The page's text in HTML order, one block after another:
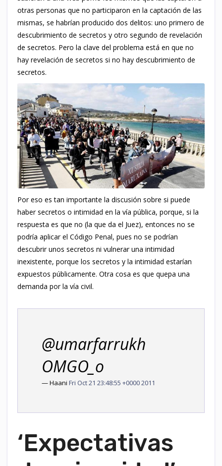
otras personas que no participaron en la captación de las
mismas, se habrían producido dos delitos: uno primero de
descubrimiento de secretos y otro segundo de revelación
de secretos. Pero la clave del problema está en que no
hay revelación de secretos si no hay descubrimiento de
secretos.
Por eso es tan importante la discusión sobre si puede
haber secretos o intimidad en la vía pública, porque, si la
respuesta es que no (la que da el Juez), entonces no se
podría aplicar el Código Penal, pues no se podrían
descubrir unos secretos ni vulnerar una intimidad
inexistente, porque los secretos y la intimidad estarían
expuestos públicamente. Otra cosa es que quepa una
demanda por la vía civil.
@umarfarrukh
OMGO_o
— Haani Fri Oct 21 23:48:55 +0000 2011
‘Expectativas